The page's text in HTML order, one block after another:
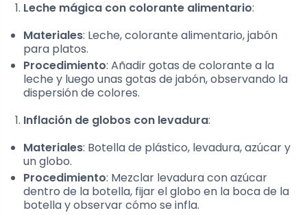
Leche mágica con colorante alimentario:
Materiales: Leche, colorante alimentario, jabón
para platos.
Procedimiento: Añadir gotas de colorante a la
leche y luego unas gotas de jabón, observando la
dispersión de colores.
Inflación de globos con levadura:
Materiales: Botella de plástico, levadura, azúcar y
un globo.
Procedimiento: Mezclar levadura con azúcar
dentro de la botella, fijar el globo en la boca de la
botella y observar cómo se infla.